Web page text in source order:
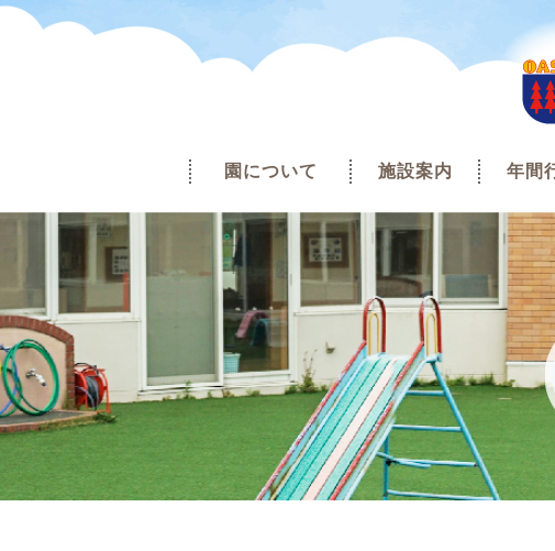
園について 施設案内 年間